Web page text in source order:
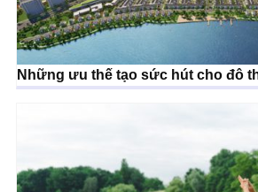
Những ưu thế tạo sức hút cho đô